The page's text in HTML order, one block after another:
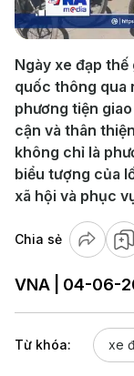
Ngày xe đạp
quốc thông qua
phương tiện
cận và thân
không chỉ là
biểu tượng của
xã hội và phục
Chia sẻ
VNA | 04-06-
Từ khóa: xe